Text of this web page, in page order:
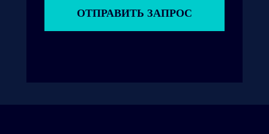
ОТПРАВИТЬ ЗАПРОС